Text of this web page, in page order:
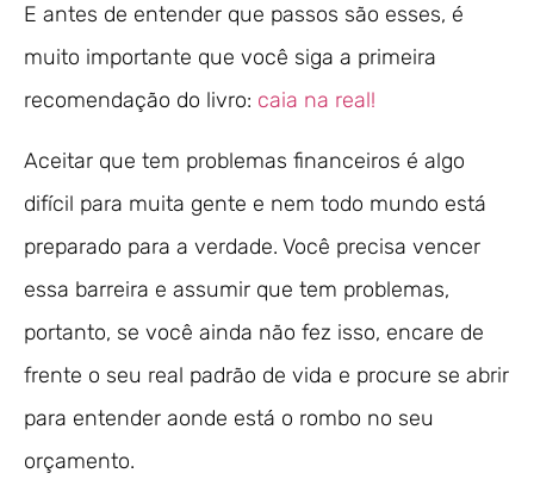
E antes de entender que passos são esses, é
muito importante que você siga a primeira
recomendação do livro: caia na real!
Aceitar que tem problemas financeiros é algo
difícil para muita gente e nem todo mundo está
preparado para a verdade. Você precisa vencer
essa barreira e assumir que tem problemas,
portanto, se você ainda não fez isso, encare de
frente o seu real padrão de vida e procure se abrir
para entender aonde está o rombo no seu
orçamento.